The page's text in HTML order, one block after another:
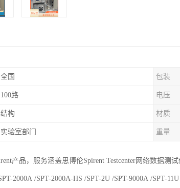
全国 包装
100路 电压
结构 材质
实验室部门 重量
产品，服务涵盖思博伦Spirent Testcenter网络数据测
2000A /SPT-2000A-HS /SPT-2U /SPT-9000A /SPT-